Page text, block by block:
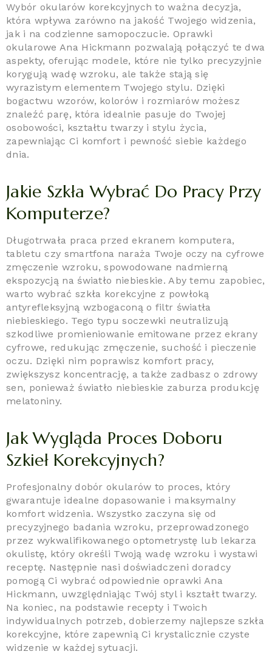
Wybór okularów korekcyjnych to ważna decyzja,
która wpływa zarówno na jakość Twojego widzenia,
jak i na codzienne samopoczucie. Oprawki
okularowe Ana Hickmann pozwalają połączyć te dwa
aspekty, oferując modele, które nie tylko precyzyjnie
korygują wadę wzroku, ale także stają się
wyrazistym elementem Twojego stylu. Dzięki
bogactwu wzorów, kolorów i rozmiarów możesz
znaleźć parę, która idealnie pasuje do Twojej
osobowości, kształtu twarzy i stylu życia,
zapewniając Ci komfort i pewność siebie każdego
dnia.
Jakie Szkła Wybrać Do Pracy Przy
Komputerze?
Długotrwała praca przed ekranem komputera,
tabletu czy smartfona naraża Twoje oczy na cyfrowe
zmęczenie wzroku, spowodowane nadmierną
ekspozycją na światło niebieskie. Aby temu zapobiec,
warto wybrać szkła korekcyjne z powłoką
antyrefleksyjną wzbogaconą o filtr światła
niebieskiego. Tego typu soczewki neutralizują
szkodliwe promieniowanie emitowane przez ekrany
cyfrowe, redukując zmęczenie, suchość i pieczenie
oczu. Dzięki nim poprawisz komfort pracy,
zwiększysz koncentrację, a także zadbasz o zdrowy
sen, ponieważ światło niebieskie zaburza produkcję
melatoniny.
Jak Wygląda Proces Doboru
Szkieł Korekcyjnych?
Profesjonalny dobór okularów to proces, który
gwarantuje idealne dopasowanie i maksymalny
komfort widzenia. Wszystko zaczyna się od
precyzyjnego badania wzroku, przeprowadzonego
przez wykwalifikowanego optometrystę lub lekarza
okulistę, który określi Twoją wadę wzroku i wystawi
receptę. Następnie nasi doświadczeni doradcy
pomogą Ci wybrać odpowiednie oprawki Ana
Hickmann, uwzględniając Twój styl i kształt twarzy.
Na koniec, na podstawie recepty i Twoich
indywidualnych potrzeb, dobierzemy najlepsze szkła
korekcyjne, które zapewnią Ci krystalicznie czyste
widzenie w każdej sytuacji.